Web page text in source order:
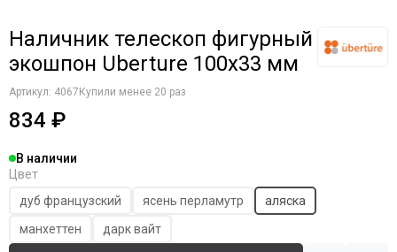
Наличник телескоп фигурный
экошпон Uberture 100х33 мм
Артикул: 4067 Купили менее 20 раз
834 ₽
В наличии
Цвет
дуб французский
ясень перламутр
аляска
манхеттен
дарк вайт